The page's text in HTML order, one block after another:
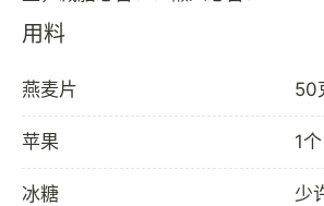
用料
燕麦片 50
苹果 1个
冰糖 少